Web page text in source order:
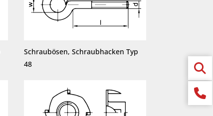
Schraubösen, Schraubhacken Typ
48